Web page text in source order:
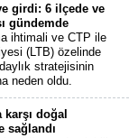
girdi: 6 ilçede ve
gündemde
ihtimali ve CTP ile
(LTB) özelinde
stratejisinin
neden oldu.
karşı doğal
sağlandı